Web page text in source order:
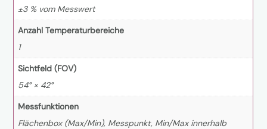
±3 % vom Messwert
Anzahl Temperaturbereiche
1
Sichtfeld (FOV)
54° × 42°
Messfunktionen
Flächenbox (Max/Min), Messpunkt, Min/Max innerhalb